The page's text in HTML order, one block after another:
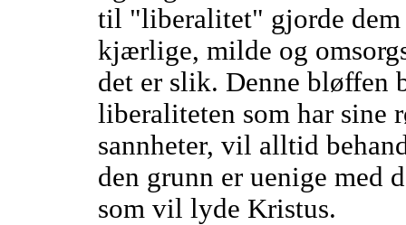
til "liberalitet" gjorde dem
kjærlige, milde og
det er slik. Denne bløffen
liberaliteten som har sine
sannheter, vil alltid
den grunn er uenige med
som vil lyde Kristus.